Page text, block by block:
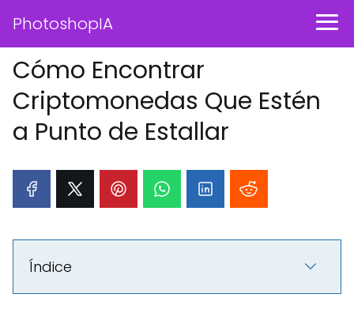
PhotoshopIA
Cómo Encontrar
Criptomonedas Que Estén
a Punto de Estallar
Índice